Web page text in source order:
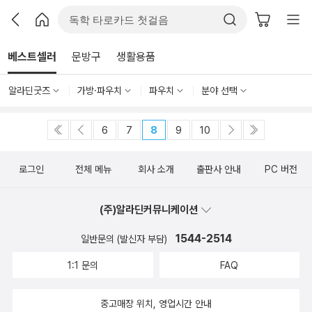
베스트셀러 문방구 생활용품
알라딘굿즈 가방·파우치 파우치 분야 선택
6 7 8 9 10
로그인 전체 메뉴 회사 소개 출판사 안내 PC 버전
(주)알라딘커뮤니케이션
일반문의 (발신자 부담) 1544-2514
1:1 문의 FAQ
중고매장 위치, 영업시간 안내